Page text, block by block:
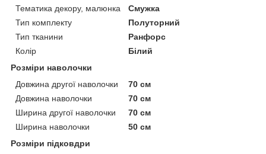
Тематика декору, малюнка
Смужка
Тип комплекту
Полуторний
Тип тканини
Ранфорс
Колір
Білий
Розміри наволочки
Довжина другої наволочки
70 см
Довжина наволочки
70 см
Ширина другої наволочки
70 см
Ширина наволочки
50 см
Розміри підковдри